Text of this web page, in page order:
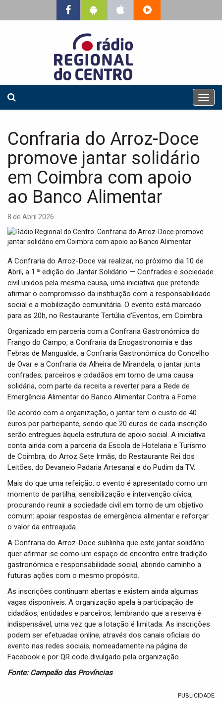
T
o
Confraria do Arroz-Doce
promove jantar solidário
em Coimbra com apoio
ao Banco Alimentar
8 de Abril 2026
A Confraria do Arroz-Doce vai realizar, no próximo dia 10 de
Abril, a 1.ª edição do Jantar Solidário — Confrades e sociedade
civil unidos pela mesma causa, uma iniciativa que pretende
afirmar o compromisso da instituição com a responsabilidade
social e a mobilização comunitária. O evento está marcado
para as 20h, no Restaurante Tertúlia d’Eventos, em Coimbra.
Organizado em parceria com a Confraria Gastronómica do
Frango do Campo, a Confraria da Enogastronomia e das
Febras de Mangualde, a Confraria Gastronómica do Concelho
de Ovar e a Confraria da Alheira de Mirandela, o jantar junta
confrades, parceiros e cidadãos em torno de uma causa
solidária, com parte da receita a reverter para a Rede de
Emergência Alimentar do Banco Alimentar Contra a Fome.
De acordo com a organização, o jantar tem o custo de 40
euros por participante, sendo que 20 euros de cada inscrição
serão entregues àquela estrutura de apoio social. A iniciativa
conta ainda com a parceria da Escola de Hotelaria e Turismo
de Coimbra, do Arroz Sete Irmãs, do Restaurante Rei dos
Leitões, do Devaneio Padaria Artesanal e do Pudim da TV.
Mais do que uma refeição, o evento é apresentado como um
momento de partilha, sensibilização e intervenção cívica,
procurando reunir a sociedade civil em torno de um objetivo
comum: apoiar respostas de emergência alimentar e reforçar
o valor da entreajuda.
A Confraria do Arroz-Doce sublinha que este jantar solidário
quer afirmar-se como um espaço de encontro entre tradição
gastronómica e responsabilidade social, abrindo caminho a
futuras ações com o mesmo propósito.
As inscrições continuam abertas e existem ainda algumas
vagas disponíveis. A organização apela à participação de
cidadãos, entidades e parceiros, lembrando que a reserva é
indispensável, uma vez que a lotação é limitada. As inscrições
podem ser efetuadas online, através dos canais oficiais do
evento nas redes sociais, nomeadamente na página de
Facebook e por QR code divulgado pela organização.
Fonte: Campeão das Províncias
PUBLICIDADE